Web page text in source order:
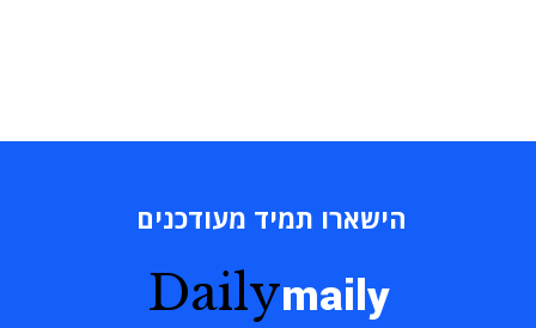
הישארו תמיד מעודכנים
Dailymaily